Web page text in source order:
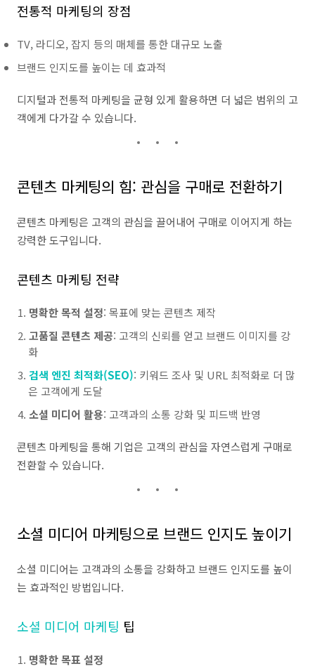
전통적 마케팅의 장점
TV, 라디오, 잡지 등의 매체를 통한 대규모 노출
브랜드 인지도를 높이는 데 효과적
디지털과 전통적 마케팅을 균형 있게 활용하면 더 넓은 범위의 고
객에게 다가갈 수 있습니다.
콘텐츠 마케팅의 힘: 관심을 구매로 전환하기
콘텐츠 마케팅은 고객의 관심을 끌어내어 구매로 이어지게 하는
강력한 도구입니다.
콘텐츠 마케팅 전략
명확한 목적 설정: 목표에 맞는 콘텐츠 제작
고품질 콘텐츠 제공: 고객의 신뢰를 얻고 브랜드 이미지를 강
화
검색 엔진 최적화(SEO): 키워드 조사 및 URL 최적화로 더 많
은 고객에게 도달
소셜 미디어 활용: 고객과의 소통 강화 및 피드백 반영
콘텐츠 마케팅을 통해 기업은 고객의 관심을 자연스럽게 구매로
전환할 수 있습니다.
소셜 미디어 마케팅으로 브랜드 인지도 높이기
소셜 미디어는 고객과의 소통을 강화하고 브랜드 인지도를 높이
는 효과적인 방법입니다.
소셜 미디어 마케팅 팁
명확한 목표 설정